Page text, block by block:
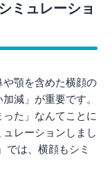
ミュレーショ
顎を含めた横顔の
減」が重要です。
った」なんてことに
レーションしまし
では、横顔もシミ